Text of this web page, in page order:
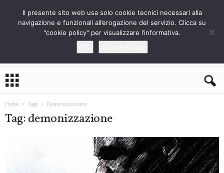
S
Home Tags Demonizzazione
Tag: demonizzazione
Il presente sito web usa solo cookie tecnici necessari alla
navigazione e funzionali all’erogazione del servizio. Clicca su
"cookie policy" per visualizzare l’informativa.